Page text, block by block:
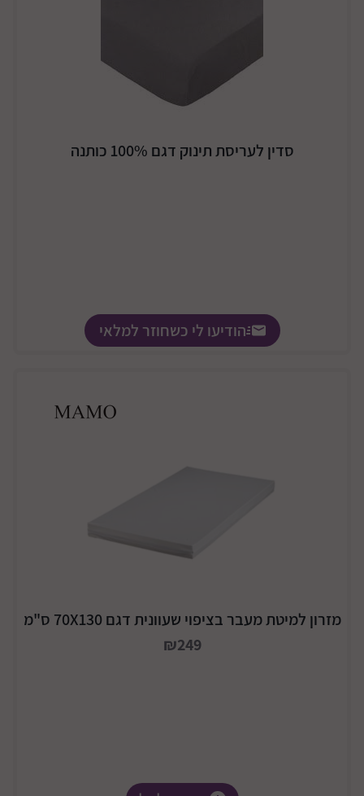
סדין לעריסת תינוק דגם 100% כותנה
הודיעו לי כשחוזר למלאי
מזרון למיטת מעבר בציפוי שעוונית דגם 70X130 ס"מ
₪249